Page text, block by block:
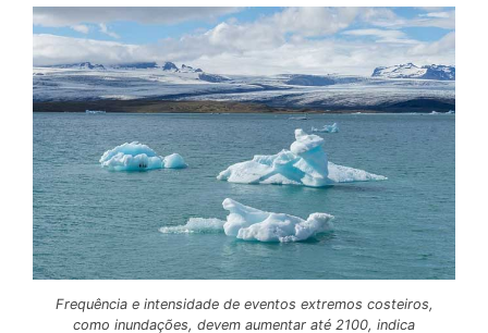
Frequência e intensidade de eventos extremos costeiros,
como inundações, devem aumentar até 2100, indica